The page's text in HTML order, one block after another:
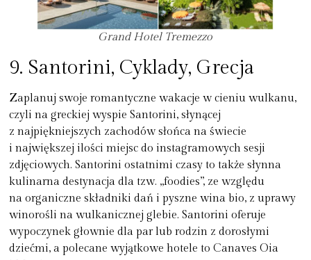
Grand Hotel Tremezzo
9. Santorini, Cyklady, Grecja
Zaplanuj swoje romantyczne wakacje w cieniu wulkanu,
czyli na greckiej wyspie Santorini, słynącej
z najpiękniejszych zachodów słońca na świecie
i największej ilości miejsc do instagramowych sesji
zdjęciowych. Santorini ostatnimi czasy to także słynna
kulinarna destynacja dla tzw. „foodies”, ze względu
na organiczne składniki dań i pyszne wina bio, z uprawy
winorośli na wulkanicznej glebie. Santorini oferuje
wypoczynek głownie dla par lub rodzin z dorosłymi
dziećmi, a polecane wyjątkowe hotele to Canaves Oia